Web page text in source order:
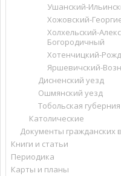
Ушанский-
Хожовский-
Холхельский-
Богородичный
Хотенчицкий-
Яршевичский-
Дисненский уезд
Ошмянский уезд
Тобольская губерния
Католические
Документы гражданских
Книги и статьи
Периодика
Карты и планы